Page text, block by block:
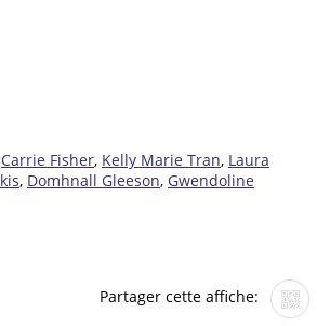
Carrie Fisher, Kelly Marie Tran, Laura
, Domhnall Gleeson, Gwendoline
Partager cette affiche: